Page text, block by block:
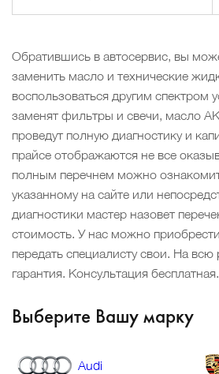
Обратившись в автосервис, вы
заменить масло и технические
воспользоваться другим спектром
заменят фильтры и свечи, масло
проведут полную диагностику и
прайсе отображаются не все
полным перечнем можно
указанному на сайте или
диагностики мастер назовет
стоимость. У нас можно
передать специалисту свои. На всю
гарантия. Консультация бесплатная.
Выберите Вашу марку
Audi